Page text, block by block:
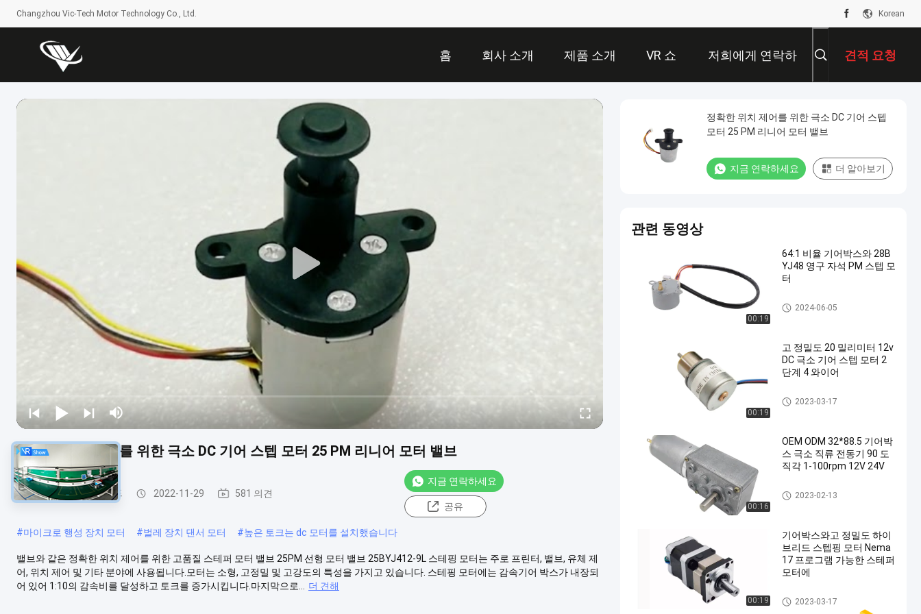
Changzhou Vic-Tech Motor Technology Co., Ltd. Korean
홈 회사 소개 제품 소개 VR 쇼 저희에게 연락하
십시오
견적 요청
정확한 위치 제어를 위한 극소 DC 기어 스텝 모터 25 PM 리니어 모터 밸브
스테퍼 모터를 기어 드 2022-11-29 581 의견
지금 연락하세요
공유
#마이크로 행성 장치 모터 #벌레 장치 댄서 모터 #높은 토크는 dc 모터를 설치했습니다
밸브와 같은 정확한 위치 제어를 위한 고품질 스테퍼 모터 밸브 25PM 선형 모터 밸브 25BYJ412-9L 스테핑 모터는 주로 프린터, 밸브, 유체 제
어, 위치 제어 및 기타 분야에 사용됩니다.모터는 소형, 고정밀 및 고강도의 특성을 가지고 있습니다. 스테핑 모터에는 감속기어 박스가 내장되
어 있어 1:10의 감속비를 달성하고 토크를 증가시킵니다.마지막으로...
더 견해
정확한 위치 제어를 위한 극소 DC 기어 스텝
모터 25 PM 리니어 모터 밸브
지금 연락하세요 더 알아보기
관련 동영상
00:19
64:1 비율 기어박스와 28B
YJ48 영구 자석 PM 스텝 모
터
영구 자석 댄서 모터
2024-06-05
00:19
고 정밀도 20 밀리미터 12v
DC 극소 기어 스텝 모터 2
단계 4 와이어
스테퍼 모터를 기어 드
2023-03-17
00:16
OEM ODM 32*88.5 기어박
스 극소 직류 전동기 90 도
직각 1-100rpm 12V 24V
작은 DC 기어 모터
2023-02-13
00:19
기어박스와고 정밀도 하이
브리드 스텝핑 모터 Nema
17 프로그램 가능한 스테퍼
모터에
스테퍼 모터를 기어 드
2023-03-17